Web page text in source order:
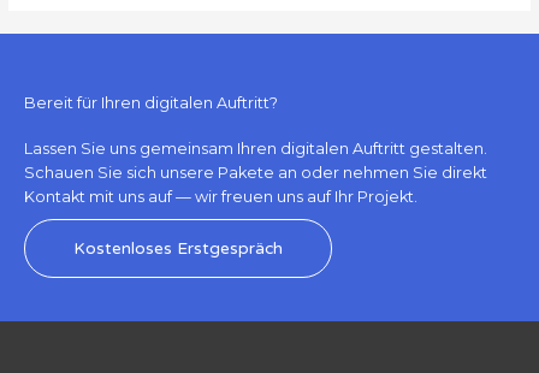
Bereit für Ihren digitalen Auftritt?
Lassen Sie uns gemeinsam Ihren digitalen Auftritt gestalten.
Schauen Sie sich unsere Pakete an oder nehmen Sie direkt
Kontakt mit uns auf — wir freuen uns auf Ihr Projekt.
Kostenloses Erstgespräch